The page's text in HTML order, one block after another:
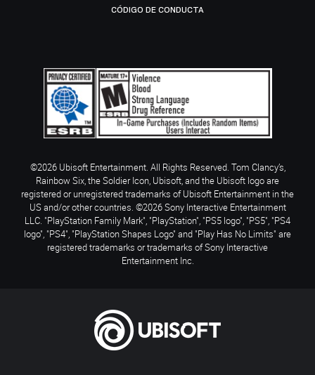
CÓDIGO DE CONDUCTA
©2026 Ubisoft Entertainment. All Rights Reserved. Tom Clancy’s,
Rainbow Six, the Soldier Icon, Ubisoft, and the Ubisoft logo are
registered or unregistered trademarks of Ubisoft Entertainment in the
US and/or other countries. ©2026 Sony Interactive Entertainment
LLC. "PlayStation Family Mark", "PlayStation", "PS5 logo", "PS5", "PS4
logo", "PS4", "PlayStation Shapes Logo" and "Play Has No Limits" are
registered trademarks or trademarks of Sony Interactive
Entertainment Inc.